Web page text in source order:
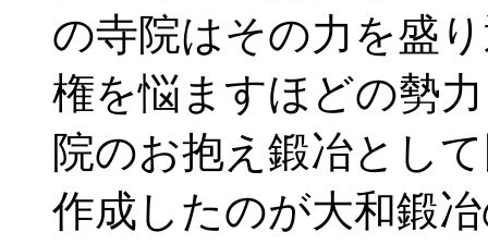
の寺院はその力を盛
権を悩ますほどの勢
院のお抱え鍛冶とし
作成したのが大和鍛